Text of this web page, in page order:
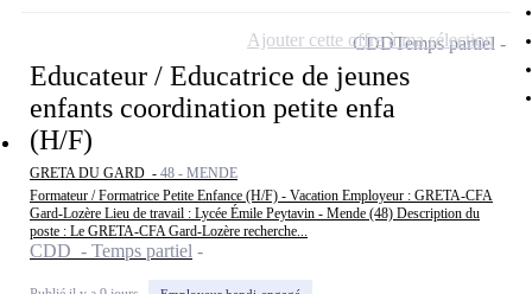
Educateur / Educatrice de jeunes
enfants coordination petite enfa
(H/F)
GRETA DU GARD - 48 - MENDE
Formateur / Formatrice Petite Enfance (H/F) - Vacation Employeur : GRETA-CFA
Gard-Lozère Lieu de travail : Lycée Émile Peytavin - Mende (48) Description du
poste : Le GRETA-CFA Gard-Lozère recherche...
CDD - Temps partiel
CDDTemps partiel
Ajouter cette offre à ma sélection